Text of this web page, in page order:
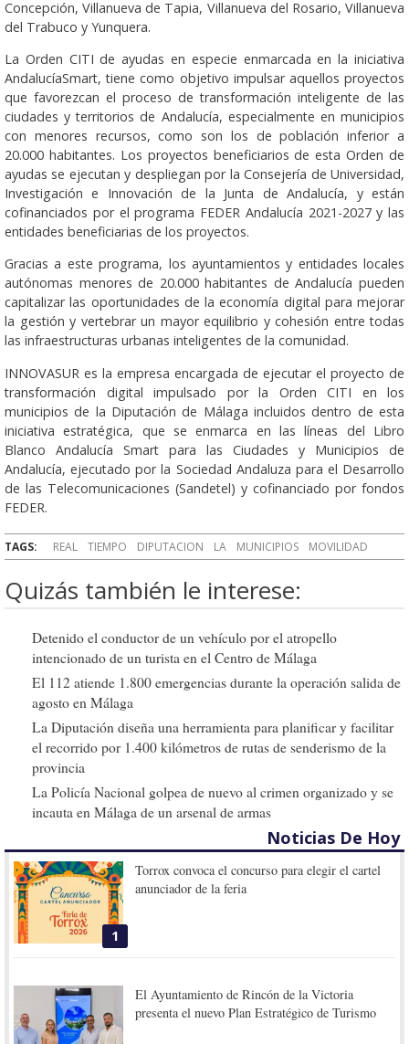
Concepción, Villanueva de Tapia, Villanueva del Rosario, Villanueva
del Trabuco y Yunquera.
La Orden CITI de ayudas en especie enmarcada en la iniciativa
AndalucíaSmart, tiene como objetivo impulsar aquellos proyectos
que favorezcan el proceso de transformación inteligente de las
ciudades y territorios de Andalucía, especialmente en municipios
con menores recursos, como son los de población inferior a
20.000 habitantes. Los proyectos beneficiarios de esta Orden de
ayudas se ejecutan y despliegan por la Consejería de Universidad,
Investigación e Innovación de la Junta de Andalucía, y están
cofinanciados por el programa FEDER Andalucía 2021-2027 y las
entidades beneficiarias de los proyectos.
Gracias a este programa, los ayuntamientos y entidades locales
autónomas menores de 20.000 habitantes de Andalucía pueden
capitalizar las oportunidades de la economía digital para mejorar
la gestión y vertebrar un mayor equilibrio y cohesión entre todas
las infraestructuras urbanas inteligentes de la comunidad.
INNOVASUR es la empresa encargada de ejecutar el proyecto de
transformación digital impulsado por la Orden CITI en los
municipios de la Diputación de Málaga incluidos dentro de esta
iniciativa estratégica, que se enmarca en las líneas del Libro
Blanco Andalucía Smart para las Ciudades y Municipios de
Andalucía, ejecutado por la Sociedad Andaluza para el Desarrollo
de las Telecomunicaciones (Sandetel) y cofinanciado por fondos
FEDER.
TAGS: REAL TIEMPO DIPUTACION LA MUNICIPIOS MOVILIDAD
Quizás también le interese:
Detenido el conductor de un vehículo por el atropello
intencionado de un turista en el Centro de Málaga
El 112 atiende 1.800 emergencias durante la operación salida de
agosto en Málaga
La Diputación diseña una herramienta para planificar y facilitar
el recorrido por 1.400 kilómetros de rutas de senderismo de la
provincia
La Policía Nacional golpea de nuevo al crimen organizado y se
incauta en Málaga de un arsenal de armas
Noticias De Hoy
1
Torrox convoca el concurso para elegir el cartel
anunciador de la feria
El Ayuntamiento de Rincón de la Victoria
presenta el nuevo Plan Estratégico de Turismo